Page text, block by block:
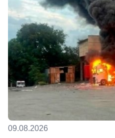
09.08.2026